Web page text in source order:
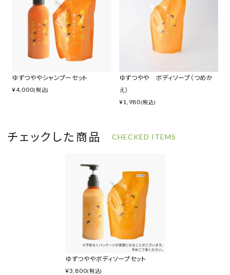
ゆずつややシャンプーセット
¥4,000(税込)
ゆずつやや ボディソープ（つめか
え）
¥1,980(税込)
チェックした商品 CHECKED ITEMS
ゆずつややボディソープセット
¥3,800(税込)